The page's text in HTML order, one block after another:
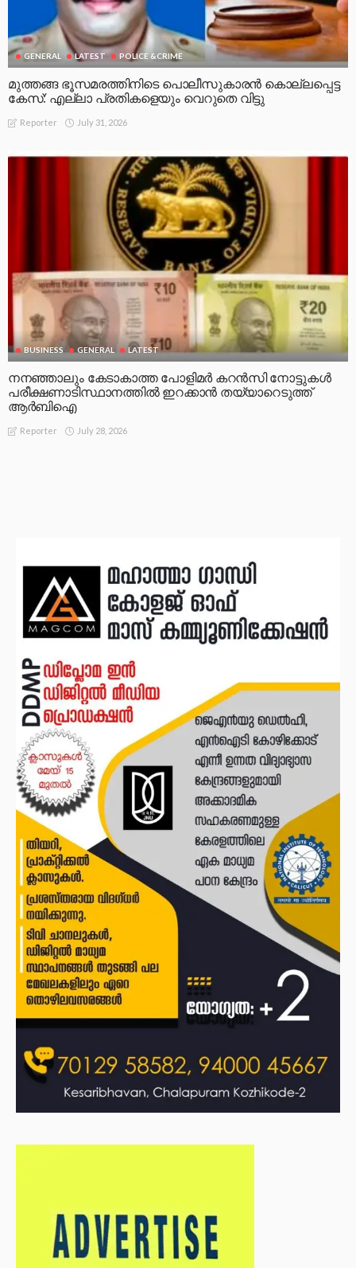
GENERAL LATEST POLICE &CRIME
മുത്തങ്ങ ഭൂസമരത്തിനിടെ പൊലീസുകാരൻ കൊല്ലപ്പെട്ട
കേസ്: എല്ലാ പ്രതികളെയും വെറുതെ വിട്ടു
Reporter July 31, 2026
BUSINESS GENERAL LATEST
നനഞ്ഞാലും കേടാകാത്ത പോളിമർ കറൻസി നോട്ടുകൾ
പരീക്ഷണാടിസ്ഥാനത്തിൽ ഇറക്കാൻ തയ്യാറെടുത്ത്
ആർബിഐ
Reporter July 28, 2026